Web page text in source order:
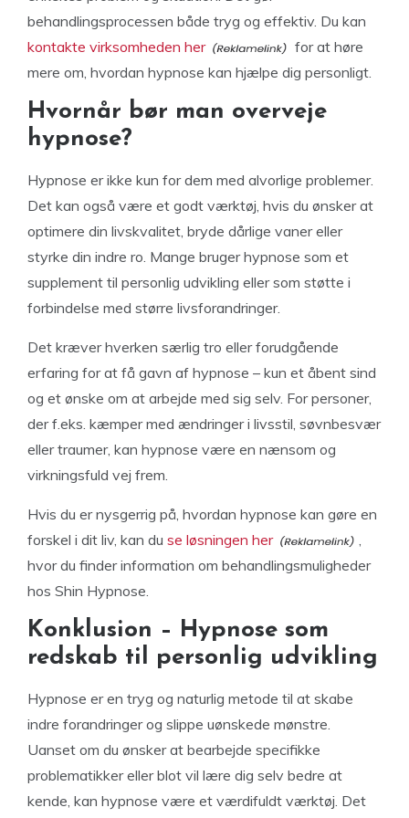
behandlingsprocessen både tryg og effektiv. Du kan
kontakte virksomheden her
for at høre
mere om, hvordan hypnose kan hjælpe dig personligt.
Hvornår bør man overveje
hypnose?
Hypnose er ikke kun for dem med alvorlige problemer.
Det kan også være et godt værktøj, hvis du ønsker at
optimere din livskvalitet, bryde dårlige vaner eller
styrke din indre ro. Mange bruger hypnose som et
supplement til personlig udvikling eller som støtte i
forbindelse med større livsforandringer.
Det kræver hverken særlig tro eller forudgående
erfaring for at få gavn af hypnose – kun et åbent sind
og et ønske om at arbejde med sig selv. For personer,
der f.eks. kæmper med ændringer i livsstil, søvnbesvær
eller traumer, kan hypnose være en nænsom og
virkningsfuld vej frem.
Hvis du er nysgerrig på, hvordan hypnose kan gøre en
forskel i dit liv, kan du se løsningen her
,
hvor du finder information om behandlingsmuligheder
hos Shin Hypnose.
Konklusion – Hypnose som
redskab til personlig udvikling
Hypnose er en tryg og naturlig metode til at skabe
indre forandringer og slippe uønskede mønstre.
Uanset om du ønsker at bearbejde specifikke
problematikker eller blot vil lære dig selv bedre at
kende, kan hypnose være et værdifuldt værktøj. Det